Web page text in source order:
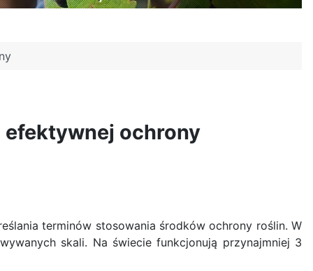
ochrony
terminów stosowania środków ochrony roślin. W
skali. Na świecie funkcjonują przynajmniej 3